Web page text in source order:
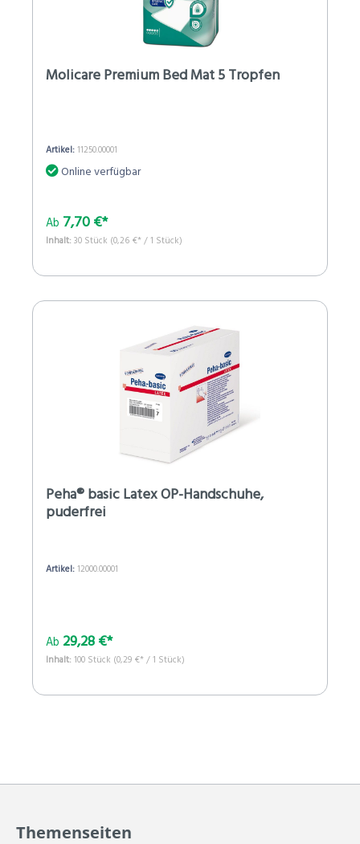
Molicare Premium Bed Mat 5 Tropfen
Artikel:11250.00001
Online verfügbar
Ab 7,70 €*
Inhalt:30 Stück (0,26 €* / 1 Stück)
Peha® basic Latex OP-Handschuhe,
puderfrei
Artikel:12000.00001
Ab 29,28 €*
Inhalt:100 Stück (0,29 €* / 1 Stück)
Themenseiten